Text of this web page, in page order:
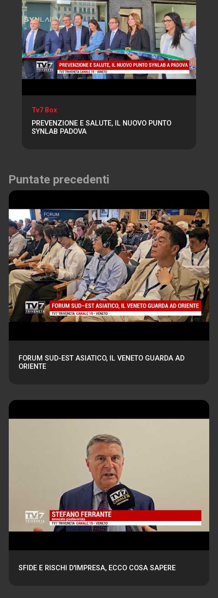
Tv7 Box
PREVENZIONE E SALUTE, IL NUOVO PUNTO
SYNLAB PADOVA
Puntate precedenti
FORUM SUD-EST ASIATICO, IL VENETO GUARDA AD
ORIENTE
SFIDE E RISCHI D'IMPRESA, ECCO COSA SAPERE